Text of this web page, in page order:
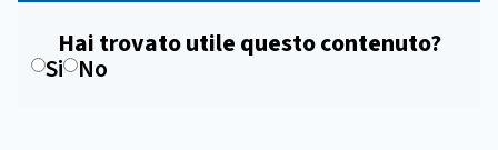
Hai trovato utile questo contenuto?
Si No